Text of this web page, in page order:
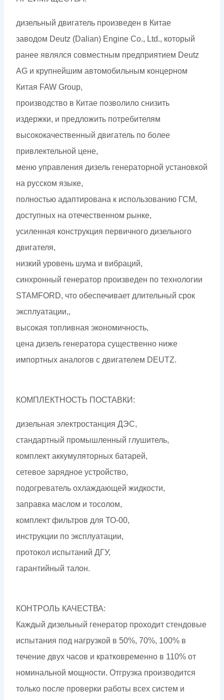
дизельный двигатель произведен в Китае
заводом Deutz (Dalian) Engine Co., Ltd., который
ранее являлся совместным предприятием Deutz
AG и крупнейшим автомобильным концерном
Китая FAW Group,
производство в Китае позволило снизить
издержки, и предложить потребителям
высококачественный двигатель по более
привлектельной цене,
меню управления дизель генераторной установкой
на русском языке,
полностью адаптирована к использованию ГСМ,
доступных на отечественном рынке,
усиленная конструкция первичного дизельного
двигателя,
низкий уровень шума и вибраций,
синхронный генератор произведен по технологии
STAMFORD, что обеспечивает длительный срок
эксплуатации,,
высокая топливная экономичность,
цена дизель генератора существенно ниже
импортных аналогов с двигателем DEUTZ.
КОМПЛЕКТНОСТЬ ПОСТАВКИ:
дизельная электростанция ДЭС,
стандартный промышленный глушитель,
комплект аккумуляторных батарей,
сетевое зарядное устройство,
подогреватель охлаждающей жидкости,
заправка маслом и тосолом,
комплект фильтров для ТО-00,
инструкции по эксплуатации,
протокол испытаний ДГУ,
гарантийный талон.
КОНТРОЛЬ КАЧЕСТВА:
Каждый дизельный генератор проходит стендовые
испытания под нагрузкой в 50%, 70%, 100% в
течение двух часов и кратковременно в 110% от
номинальной мощности. Отгрузка производится
только после проверки работы всех систем и